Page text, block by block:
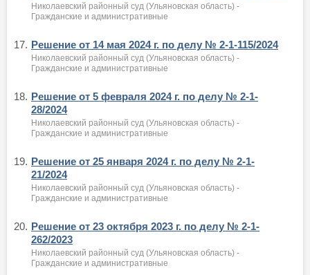
Николаевский районный суд (Ульяновская область) -
Гражданские и административные
17. Решение от 14 мая 2024 г. по делу № 2-1-115/2024
Николаевский районный суд (Ульяновская область) -
Гражданские и административные
18. Решение от 5 февраля 2024 г. по делу № 2-1-
28/2024
Николаевский районный суд (Ульяновская область) -
Гражданские и административные
19. Решение от 25 января 2024 г. по делу № 2-1-
21/2024
Николаевский районный суд (Ульяновская область) -
Гражданские и административные
20. Решение от 23 октября 2023 г. по делу № 2-1-
262/2023
Николаевский районный суд (Ульяновская область) -
Гражданские и административные